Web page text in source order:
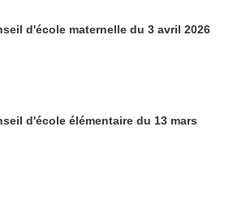
d'école maternelle du 3 avril 2026
élémentaire du 13 mars